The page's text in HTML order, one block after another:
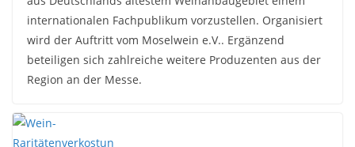
internationalen Fachpublikum vorzustellen. Organisiert
wird der Auftritt vom Moselwein e.V.. Ergänzend
beteiligen sich zahlreiche weitere Produzenten aus der
Region an der Messe.